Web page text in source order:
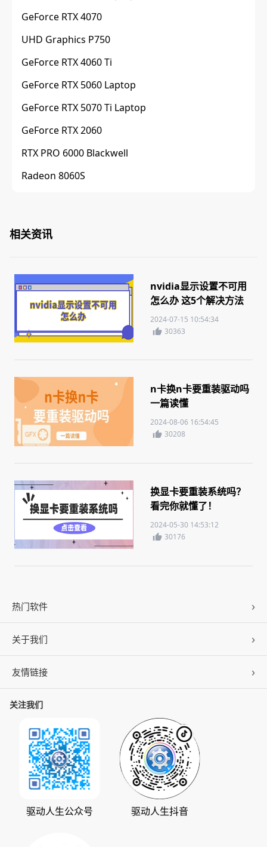
GeForce RTX 4070
UHD Graphics P750
GeForce RTX 4060 Ti
GeForce RTX 5060 Laptop
GeForce RTX 5070 Ti Laptop
GeForce RTX 2060
RTX PRO 6000 Blackwell
Radeon 8060S
相关资讯
nvidia显示设置不可用
怎么办 这5个解决方法
你需要知道
2024-07-15 10:54:34
30363
n卡换n卡要重装驱动吗
一篇读懂
2024-08-06 16:54:45
30208
换显卡要重装系统吗？
看完你就懂了！
2024-05-30 14:53:12
30176
热门软件
驱动人生
百页窗
数据救星
人生日历
关于我们
公司概况
公司动态
发展历程
支持中心
版权声明
友情链接
ZOL下载
华军软件园
系统之家
下载之家
驱动大师
关注我们
驱动人生公众号 驱动人生抖音